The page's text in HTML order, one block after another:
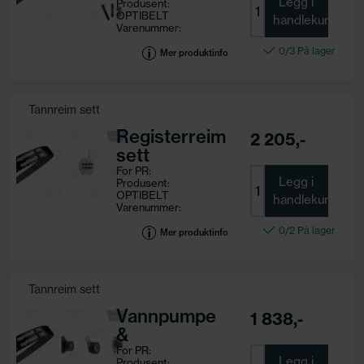
sett
Produsent:
OPTIBELT
Varenummer:
Motorkode:Mer produktinfo
handlekurv
0/3 På lager
Tannreim sett
Registerreim
sett
For PR:
Produsent:
OPTIBELT
Varenummer:
Motorkode:Mer produktinfo
2 205,-
Legg i
handlekurv
0/2 På lager
Tannreim sett
Vannpumpe
&
registerreim
For PR:
1 838,-